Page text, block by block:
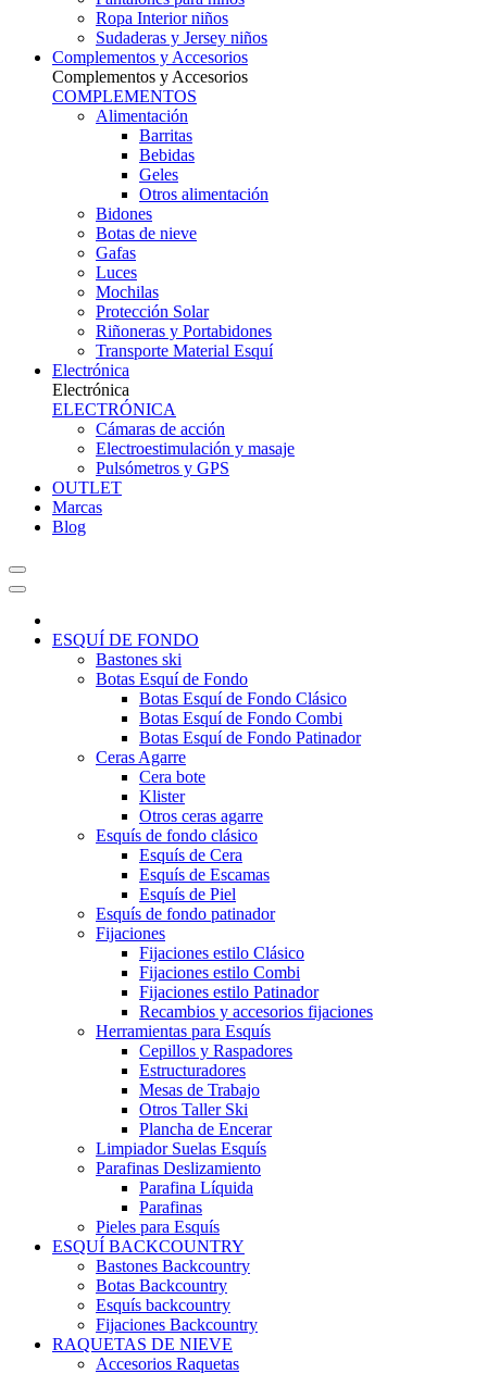
Ropa Interior niños
Sudaderas y Jersey niños
Complementos y Accesorios
Complementos y Accesorios
COMPLEMENTOS
Alimentación
Barritas
Bebidas
Geles
Otros alimentación
Bidones
Botas de nieve
Gafas
Luces
Mochilas
Protección Solar
Riñoneras y Portabidones
Transporte Material Esquí
Electrónica
Electrónica
ELECTRÓNICA
Cámaras de acción
Electroestimulación y masaje
Pulsómetros y GPS
OUTLET
Marcas
Blog
ESQUÍ DE FONDO
Bastones ski
Botas Esquí de Fondo
Botas Esquí de Fondo Clásico
Botas Esquí de Fondo Combi
Botas Esquí de Fondo Patinador
Ceras Agarre
Cera bote
Klister
Otros ceras agarre
Esquís de fondo clásico
Esquís de Cera
Esquís de Escamas
Esquís de Piel
Esquís de fondo patinador
Fijaciones
Fijaciones estilo Clásico
Fijaciones estilo Combi
Fijaciones estilo Patinador
Recambios y accesorios fijaciones
Herramientas para Esquís
Cepillos y Raspadores
Estructuradores
Mesas de Trabajo
Otros Taller Ski
Plancha de Encerar
Limpiador Suelas Esquís
Parafinas Deslizamiento
Parafina Líquida
Parafinas
Pieles para Esquís
ESQUÍ BACKCOUNTRY
Bastones Backcountry
Botas Backcountry
Esquís backcountry
Fijaciones Backcountry
RAQUETAS DE NIEVE
Accesorios Raquetas